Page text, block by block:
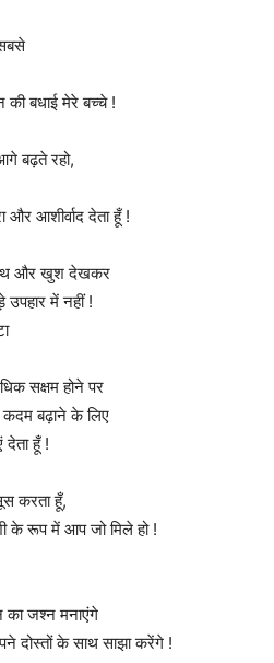
की बधाई मेरे बच्चे !
बढ़ते रहो,
और आशीर्वाद देता हूँ !
और खुश देखकर
में नहीं !
सक्षम होने पर
बढ़ाने के लिए
देता हूँ !
करता हूँ,
के रूप में आप जो मिले हो !
जश्न मनाएंगे
दोस्तों के साथ साझा करेंगे !